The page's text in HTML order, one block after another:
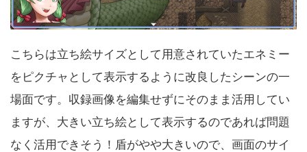
こちらは立ち絵サイズとして用意されていたエネミー
をピクチャとして表示するように改良したシーンの一
場面です。収録画像を編集せずにそのまま活用してい
ますが、大きい立ち絵として表示するのであれば問題
なく活用できそう！盾がやや大きいので、画面のサイ